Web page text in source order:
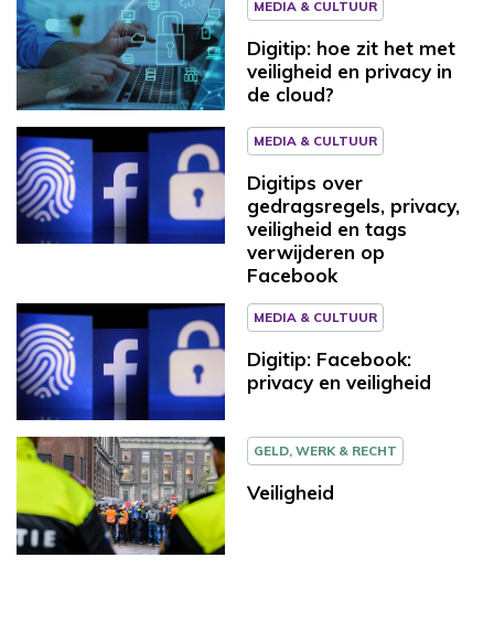
MEDIA & CULTUUR
Digitip: hoe zit het met
veiligheid en privacy in
de cloud?
MEDIA & CULTUUR
Digitips over
gedragsregels, privacy,
veiligheid en tags
verwijderen op
Facebook
MEDIA & CULTUUR
Digitip: Facebook:
privacy en veiligheid
GELD, WERK & RECHT
Veiligheid